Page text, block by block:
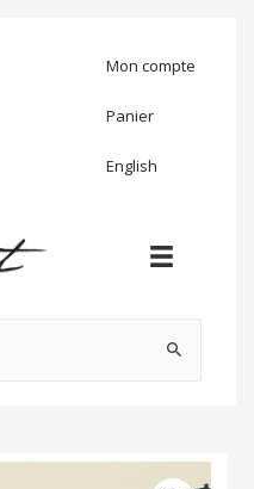
Mon compte
Panier
English